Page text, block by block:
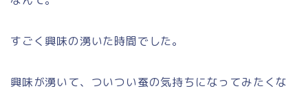
すごく興味の湧いた時間でした。
興味が湧いて、ついつい蚕の気持ちになってみたくな